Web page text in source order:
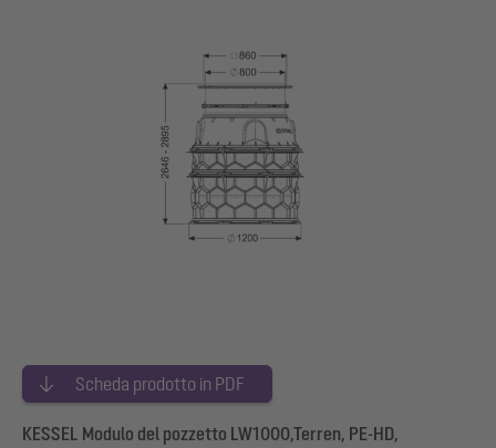
Scheda prodotto in PDF
KESSEL Modulo del pozzetto LW1000,Terren, PE-HD,